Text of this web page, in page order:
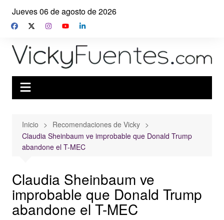
Saltar
contenido
Jueves 06 de agosto de 2026
Inicio
Recomendaciones de Vicky
Claudia Sheinbaum ve improbable que Donald Trump
abandone el T-MEC
Claudia Sheinbaum ve
improbable que Donald Trump
abandone el T-MEC